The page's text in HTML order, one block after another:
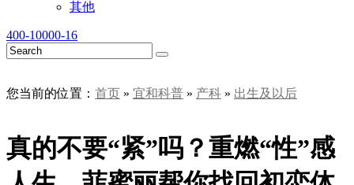
其他
400-10000-16
您当前的位置： 首页 » 宜和科普 » 产科 » 出生及以后
真的不要“紧”吗？重燃“性”感